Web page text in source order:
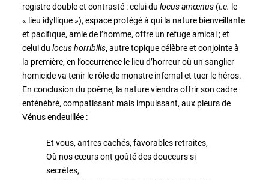
registre double et contrasté : celui du locus amœnus (i.e. le
« lieu idyllique »), espace protégé à qui la nature bienveillante
et pacifique, amie de l’homme, offre un refuge amical ; et
celui du locus horribilis, autre topique célèbre et conjointe à
la première, en l’occurrence le lieu d’horreur où un sanglier
homicide va tenir le rôle de monstre infernal et tuer le héros.
En conclusion du poème, la nature viendra offrir son cadre
enténébré, compatissant mais impuissant, aux pleurs de
Vénus endeuillée :
Et vous, antres cachés, favorables retraites,
Où nos cœurs ont goûté des douceurs si
secrètes,